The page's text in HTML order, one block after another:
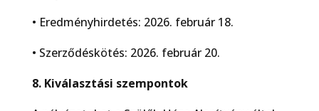
• Eredményhirdetés: 2026. február 18.
• Szerződéskötés: 2026. február 20.
8. Kiválasztási szempontok